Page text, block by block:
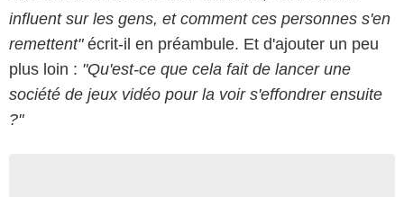
influent sur les gens, et comment ces personnes s'en
remettent"écrit-il en préambule. Et d'ajouter un peu
plus loin : "Qu'est-ce que cela fait de lancer une
société de jeux vidéo pour la voir s'effondrer ensuite
?"